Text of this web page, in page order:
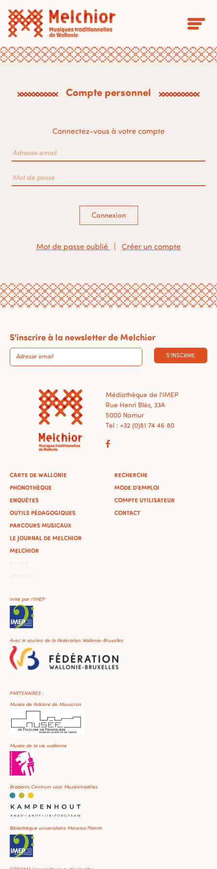
Compte personnel
Connectez-vous à votre compte
Connexion
Mot de passe oublié Créer un compte
S'inscrire à la newsletter de Melchior
S'INSCRIRE
Médiathèque de l'IMEP
Rue Henri Blès, 33A
5000 Namur
Tel : +32 (0)81 74 46 80
CARTE DE WALLONIE
PHONOTHÈQUE
ENQUÊTES
OUTILS PÉDAGOGIQUES
PARCOURS MUSICAUX
LE JOURNAL DE MELCHIOR
MELCHIOR
RECHERCHE
MODE D'EMPLOI
COMPTE UTILISATEUR
CONTACT
Initié par l'IMEP
Avec le soutien de la Fédération Wallonie-Bruxelles
PARTENAIRES :
Musée de Folklore de Mouscron
Musée de la vie wallonne
Brabants Centrum voor Muziektradities
Bibliothèque universitaire Moretus Plantin